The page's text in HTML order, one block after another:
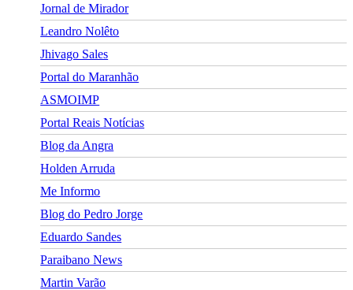
Jornal de Mirador
Leandro Nolêto
Jhivago Sales
Portal do Maranhão
ASMOIMP
Portal Reais Notí­cias
Blog da Angra
Holden Arruda
Me Informo
Blog do Pedro Jorge
Eduardo Sandes
Paraibano News
Martin Varão